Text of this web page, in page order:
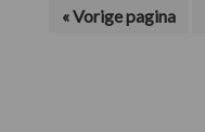
«Ga
Vorige pagina